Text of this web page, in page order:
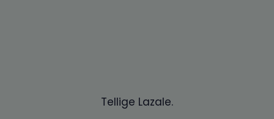
Tellige Lazale.